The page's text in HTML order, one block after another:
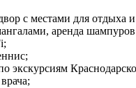
с местами для отдыха
аренда
экскурсиям